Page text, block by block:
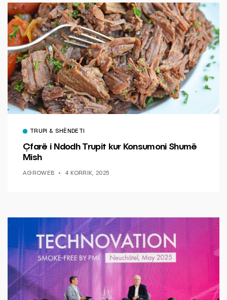
TRUPI & SHËNDETI
Çfarë i Ndodh Trupit kur Konsumoni Shumë
Mish
AGROWEB 4 KORRIK, 2025